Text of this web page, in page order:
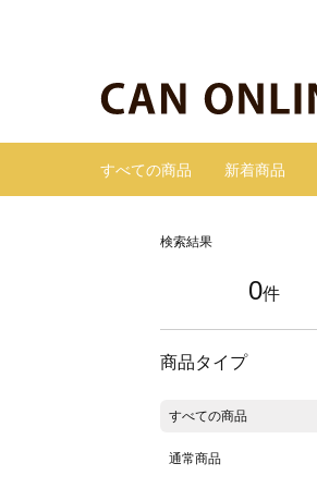
すべての商品 新着商品
検索結果
0件
商品タイプ
すべての商品
通常商品